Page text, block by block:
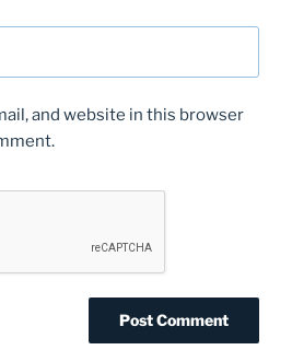
and website in this browser